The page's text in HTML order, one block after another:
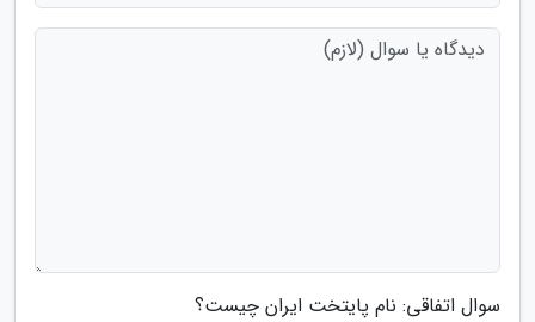
سوال اتفاقی: نام پایتخت ایران چیست؟